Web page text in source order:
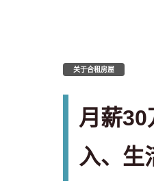
关于合租房屋
月薪30
入、生